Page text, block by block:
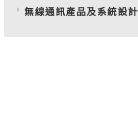
無線通訊產品及系統設計